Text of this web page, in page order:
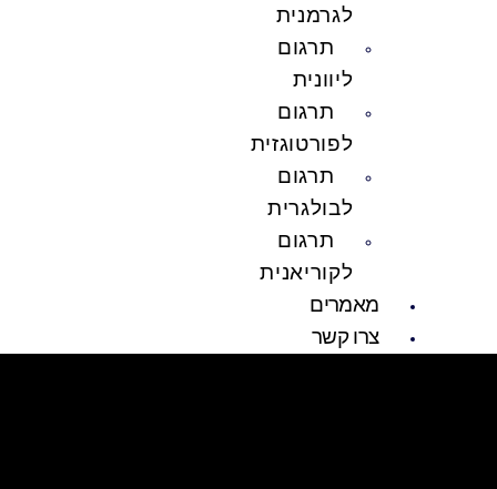
לגרמנית
תרגום
ליוונית
תרגום
לפורטוגזית
תרגום
לבולגרית
תרגום
לקוריאנית
מאמרים
צרו קשר